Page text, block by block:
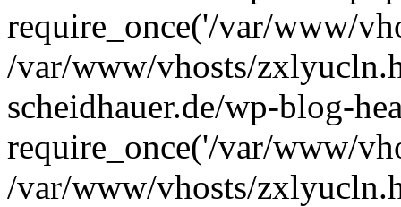
require_once('/var/www/
/var/www/vhosts/
scheidhauer.de/wp-blog-
require_once('/var/www/
/var/www/vhosts/